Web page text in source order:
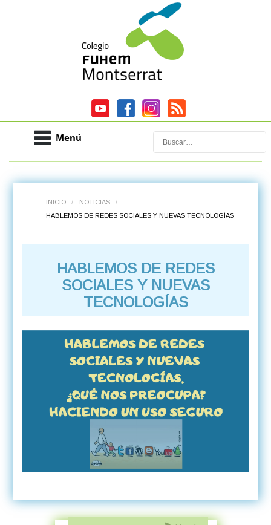
Menú Buscar
INICIO / NOTICIAS
/
HABLEMOS DE REDES SOCIALES Y NUEVAS TECNOLOGÍAS
HABLEMOS DE REDES
SOCIALES Y NUEVAS
TECNOLOGÍAS